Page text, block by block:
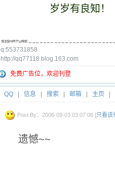
岁岁有良知！
q:553731858
http://qq77118.blog.163.com
免费广告位，欢迎刊登
QQ 信息 搜索 邮箱 主页
Post By：2006-09-03 03:07:08 [只看该
遗憾~~